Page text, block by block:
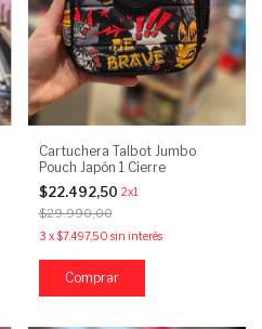
Cartuchera Talbot Jumbo
Pouch Japón 1 Cierre
$22.492,50 2x1
$29.990,00
3 x$7.497,50 sin interés